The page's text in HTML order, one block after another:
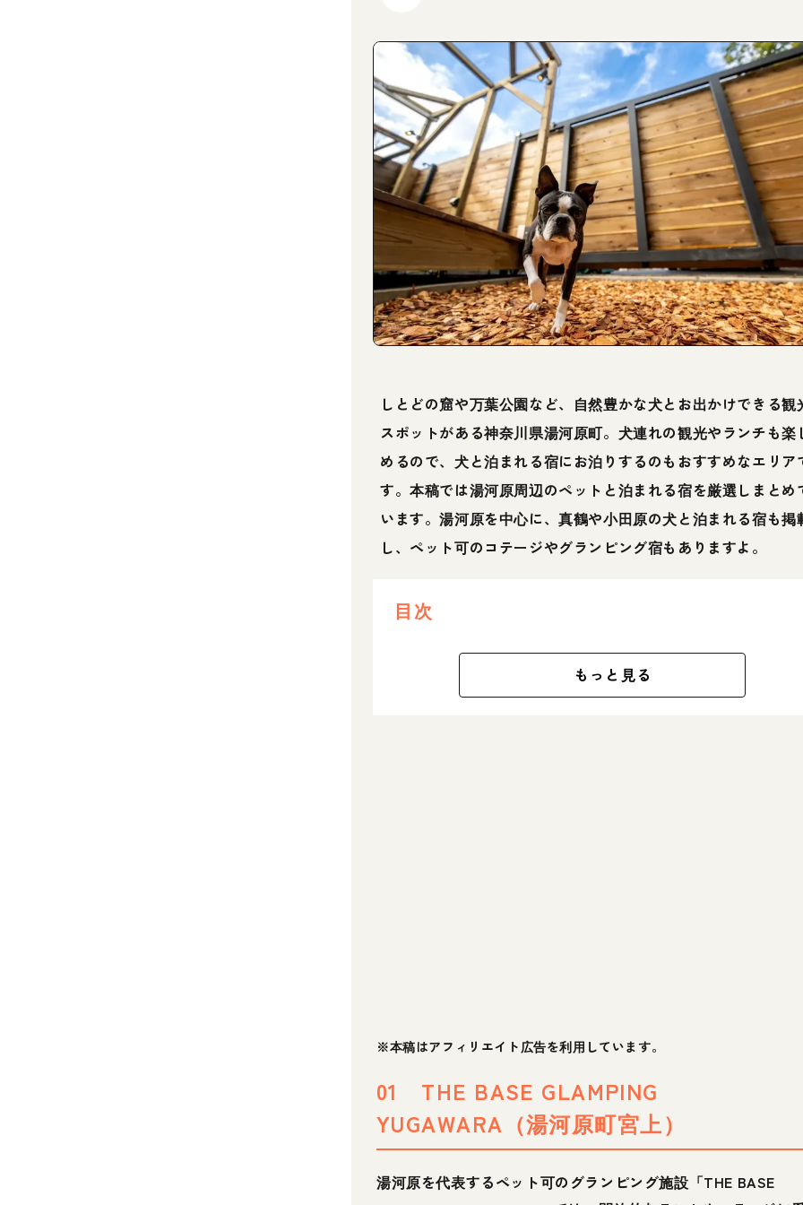
しとどの窟や万葉公園など、自然豊かな犬とお出かけできる観
スポットがある神奈川県湯河原町。犬連れの観光やランチも楽
めるので、犬と泊まれる宿にお泊りするのもおすすめなエリア
す。本稿では湯河原周辺のペットと泊まれる宿を厳選しまとめ
います。湯河原を中心に、真鶴や小田原の犬と泊まれる宿も掲
し、ペット可のコテージやグランピング宿もありますよ。
目次
もっと見る
※本稿はアフィリエイト広告を利用しています。
01 THE BASE GLAMPING
YUGAWARA（湯河原町宮上）
湯河原を代表するペット可のグランピング施設「THE BASE